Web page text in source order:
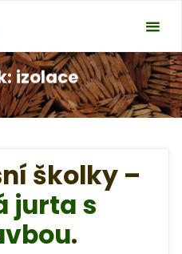
izolace
školky –
jurta s
.